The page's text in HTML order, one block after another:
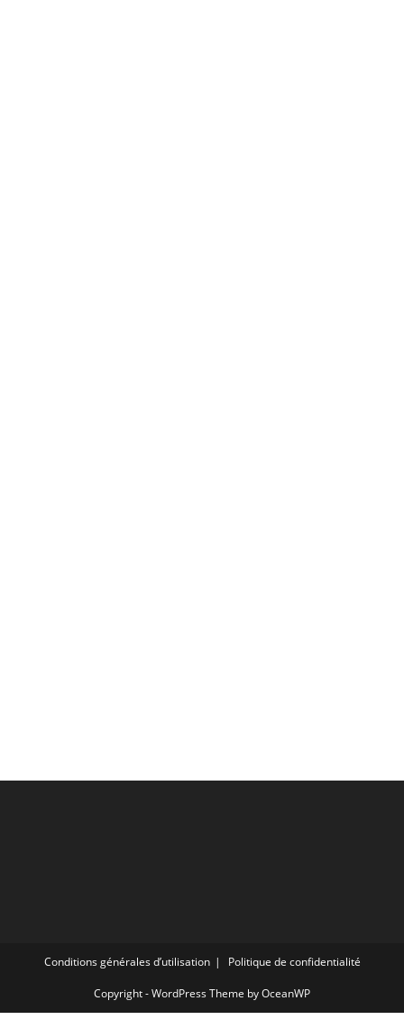
Conditions générales d’utilisation Politique de confidentialité
Copyright - WordPress Theme by OceanWP